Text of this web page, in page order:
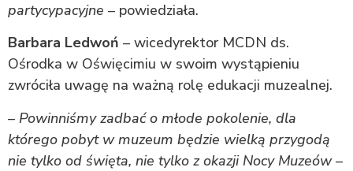
partycypacyjne – powiedziała.
Barbara Ledwoń – wicedyrektor MCDN ds.
Ośrodka w Oświęcimiu w swoim wystąpieniu
zwróciła uwagę na ważną rolę edukacji muzealnej.
– Powinniśmy zadbać o młode pokolenie, dla
którego pobyt w muzeum będzie wielką przygodą
nie tylko od święta, nie tylko z okazji Nocy Muzeów–